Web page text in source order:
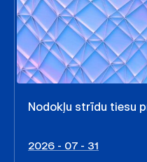
Nodokļu strīdu tiesu
2026 - 07 - 31